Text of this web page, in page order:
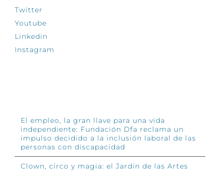
Twitter
Youtube
Linkedin
Instagram
El empleo, la gran llave para una vida
independiente: Fundación Dfa reclama un
impulso decidido a la inclusión laboral de las
personas con discapacidad
Clown, circo y magia: el Jardín de las Artes